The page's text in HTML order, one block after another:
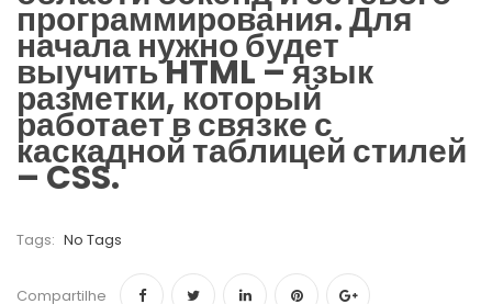
программирования. Для
начала нужно будет
выучить HTML – язык
разметки, который
работает в связке с
каскадной таблицей стилей
– CSS.
Tags: No Tags
Compartilhe